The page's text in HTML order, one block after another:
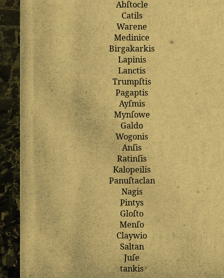
Abſtocle
Catils
Warene
Medinice
Birgakarkis
Lapinis
Lanctis
Trumpſtis
Pagaptis
Ayſmis
Mynſowe
Galdo
Wogonis
Anſis
Ratinſis
Kalopeilis
Panuſtaclan
Nagis
Pintys
Gloſto
Menſo
Claywio
Saltan
Juſe
tankis